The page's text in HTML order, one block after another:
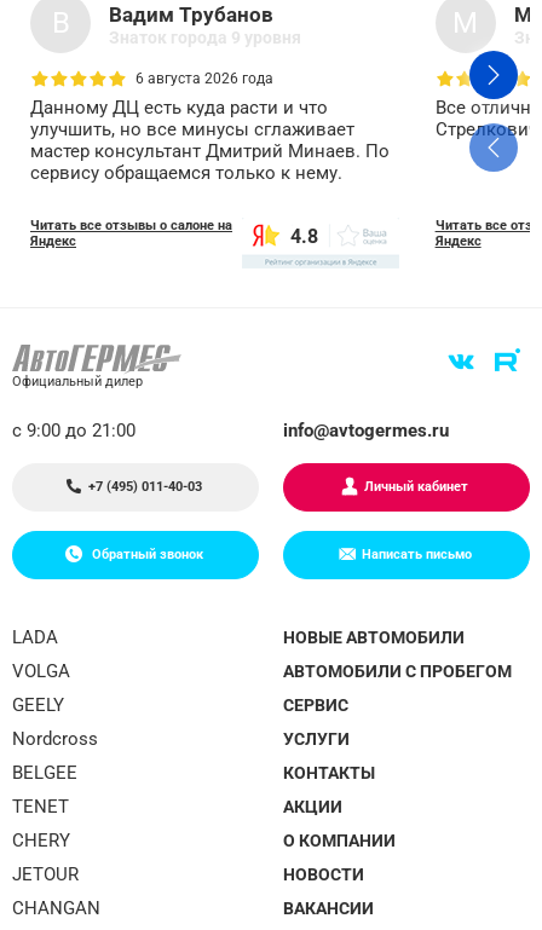
В Вадим Трубанов
Знаток города 9 уровня
6 августа 2026 года
Данному ДЦ есть куда расти и что
улучшить, но все минусы сглаживает
мастер консультант Дмитрий Минаев. По
сервису обращаемся только к нему.
Читать все отзывы о салоне на
Яндекс
4.8
М
Все
Стрелкович
Читать все
Яндекс
Официальный дилер
с 9:00 до 21:00 info@avtogermes.ru
+7 (495) 011-40-03 Личный кабинет
Обратный звонок Написать письмо
LADA
VOLGA
GEELY
Nordcross
BELGEE
TENET
CHERY
JETOUR
CHANGAN
НОВЫЕ АВТОМОБИЛИ
АВТОМОБИЛИ С ПРОБЕГОМ
СЕРВИС
УСЛУГИ
КОНТАКТЫ
АКЦИИ
О КОМПАНИИ
НОВОСТИ
ВАКАНСИИ